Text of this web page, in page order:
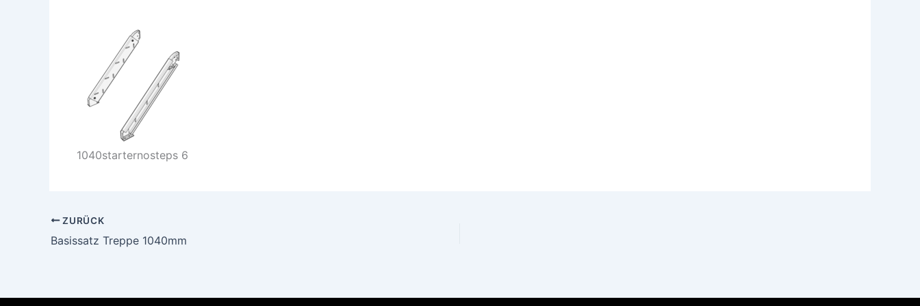
1040starternosteps 6
ZURÜCK
Basissatz Treppe 1040mm